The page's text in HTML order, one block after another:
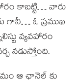
కాబట్టి… వారు
గానీ… ఓ ప్రముఖ
వ్యవహారం
నడుస్తోంది.